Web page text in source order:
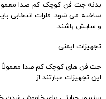
بدنه جت فن کوچک کم صدا معمولاً
ساخته می شود. فلزات انتخابی
و سایش باشند.
تجهیزات ایمنی
جت فن های کوچک کم صدا معمولاً
این تجهیزات عبارتند از: